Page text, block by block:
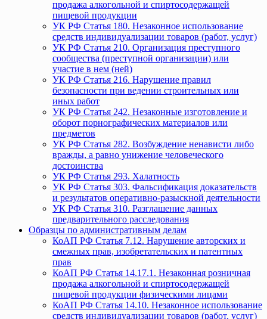
продажа алкогольной и спиртосодержащей
пищевой продукции
УК РФ Статья 180. Незаконное использование
средств индивидуализации товаров (работ, услуг)
УК РФ Статья 210. Организация преступного
сообщества (преступной организации) или
участие в нем (ней)
УК РФ Статья 216. Нарушение правил
безопасности при ведении строительных или
иных работ
УК РФ Статья 242. Незаконные изготовление и
оборот порнографических материалов или
предметов
УК РФ Статья 282. Возбуждение ненависти либо
вражды, а равно унижение человеческого
достоинства
УК РФ Статья 293. Халатность
УК РФ Статья 303. Фальсификация доказательств
и результатов оперативно-разыскной деятельности
УК РФ Статья 310. Разглашение данных
предварительного расследования
Образцы по административным делам
КоАП РФ Статья 7.12. Нарушение авторских и
смежных прав, изобретательских и патентных
прав
КоАП РФ Статья 14.17.1. Незаконная розничная
продажа алкогольной и спиртосодержащей
пищевой продукции физическими лицами
КоАП РФ Статья 14.10. Незаконное использование
средств индивидуализации товаров (работ, услуг)